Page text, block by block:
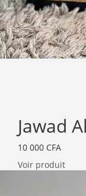
Jawad
10 000 CFA
Voir produit